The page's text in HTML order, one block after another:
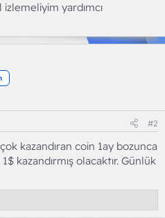
izlemeliyim yardımcı
#2
kazandıran coin 1ay bozunca
kazandırmış olacaktır. Günlük